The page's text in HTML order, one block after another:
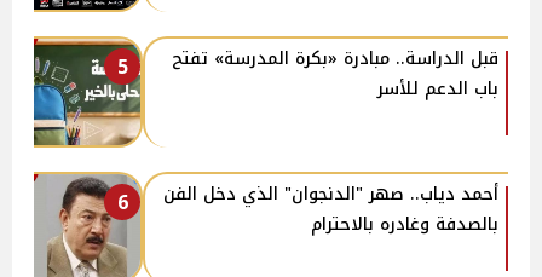
5
قبل الدراسة.. مبادرة «بكرة المدرسة» تفتح
باب الدعم للأسر
6
أحمد دياب.. صهر "الدنجوان" الذي دخل الفن
بالصدفة وغادره بالاحترام